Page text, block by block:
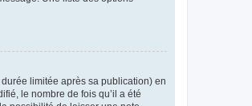
limitée après sa publication) en
le nombre de fois qu’il a été